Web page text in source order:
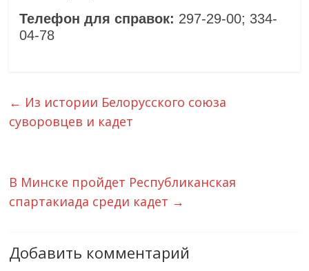
Телефон для справок: 297-29-00; 334-
04-78
← Из истории Белорусского союза
суворовцев и кадет
В Минске пройдет Республиканская
спартакиада среди кадет →
Добавить комментарий